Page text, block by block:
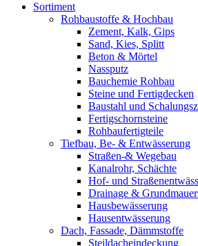
Sortiment
Rohbaustoffe & Hochbau
Zement, Kalk, Gips
Sand, Kies, Splitt
Beton & Mörtel
Nassputz
Bauchemie Rohbau
Steine und Fertigdecken
Baustahl und
Fertigschornsteine
Rohbaufertigteile
Tiefbau, Be- & Entwässerung
Straßen-& Wegebau
Kanalrohr, Schächte
Hof- und
Drainage &
Hausbewässerung
Hausentwässerung
Dach, Fassade, Dämmstoffe
Steildacheindeckung